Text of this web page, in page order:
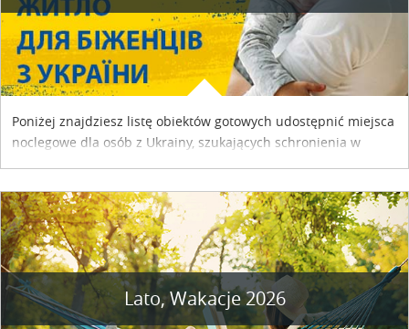
Poniżej znajdziesz listę obiektów gotowych udostępnić miejsca
noclegowe dla osób z Ukrainy, szukających schronienia w
Lato, Wakacje 2026